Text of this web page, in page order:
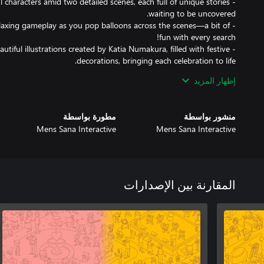
gameplay as you pop balloons across the scenes—a bit of
illustrations created by Katia Numakura, filled with festive
in the mood with Tatyana Jacques’ exclusive soundtracks
be surprised if the whole family starts pointing out the cats at
إظهار المزيد
منشور بواسطة
Mens Sana Interactive
مطورة بواسطة
Mens Sana Interactive
المقارنة بين الإصدارات